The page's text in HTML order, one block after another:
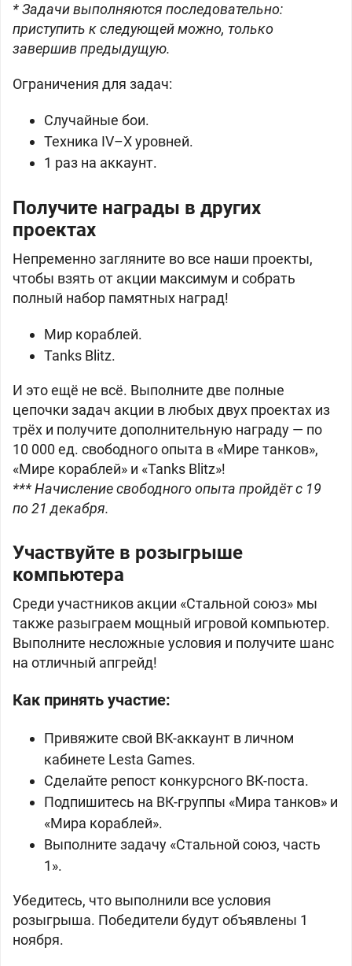
* Задачи выполняются последовательно:
приступить к следующей можно, только
завершив предыдущую.
Ограничения для задач:
Случайные бои.
Техника IV–X уровней.
1 раз на аккаунт.
Получите награды в других
проектах
Непременно загляните во все наши проекты,
чтобы взять от акции максимум и собрать
полный набор памятных наград!
Мир кораблей.
Tanks Blitz.
И это ещё не всё. Выполните две полные
цепочки задач акции в любых двух проектах из
трёх и получите дополнительную награду — по
10 000 ед. свободного опыта в «Мире танков»,
«Мире кораблей» и «Tanks Blitz»!
*** Начисление свободного опыта пройдёт с 19
по 21 декабря.
Участвуйте в розыгрыше
компьютера
Среди участников акции «Стальной союз» мы
также разыграем мощный игровой компьютер.
Выполните несложные условия и получите шанс
на отличный апгрейд!
Как принять участие:
Привяжите свой ВК-аккаунт в личном
кабинете Lesta Games.
Сделайте репост конкурсного ВК-поста.
Подпишитесь на ВК-группы «Мира танков» и
«Мира кораблей».
Выполните задачу «Стальной союз, часть
1».
Убедитесь, что выполнили все условия
розыгрыша. Победители будут объявлены 1
ноября.